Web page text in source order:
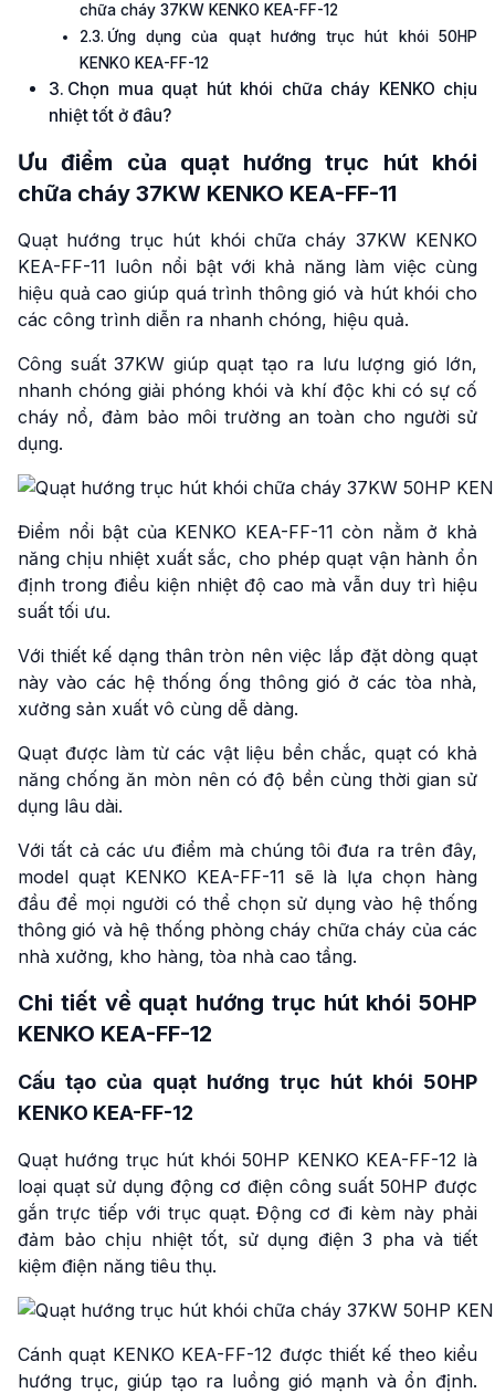
chữa cháy 37KW KENKO KEA-FF-12
Ứng dụng của quạt hướng trục hút khói 50HP
KENKO KEA-FF-12
Chọn mua quạt hút khói chữa cháy KENKO chịu
nhiệt tốt ở đâu?
Ưu điểm của quạt hướng trục hút khói
chữa cháy 37KW KENKO KEA-FF-11
Quạt hướng trục hút khói chữa cháy 37KW KENKO
KEA-FF-11 luôn nổi bật với khả năng làm việc cùng
hiệu quả cao giúp quá trình thông gió và hút khói cho
các công trình diễn ra nhanh chóng, hiệu quả.
Công suất 37KW giúp quạt tạo ra lưu lượng gió lớn,
nhanh chóng giải phóng khói và khí độc khi có sự cố
cháy nổ, đảm bảo môi trường an toàn cho người sử
dụng.
Điểm nổi bật của KENKO KEA-FF-11 còn nằm ở khả
năng chịu nhiệt xuất sắc, cho phép quạt vận hành ổn
định trong điều kiện nhiệt độ cao mà vẫn duy trì hiệu
suất tối ưu.
Với thiết kế dạng thân tròn nên việc lắp đặt dòng quạt
này vào các hệ thống ống thông gió ở các tòa nhà,
xưởng sản xuất vô cùng dễ dàng.
Quạt được làm từ các vật liệu bền chắc, quạt có khả
năng chống ăn mòn nên có độ bền cùng thời gian sử
dụng lâu dài.
Với tất cả các ưu điểm mà chúng tôi đưa ra trên đây,
model quạt KENKO KEA-FF-11 sẽ là lựa chọn hàng
đầu để mọi người có thể chọn sử dụng vào hệ thống
thông gió và hệ thống phòng cháy chữa cháy của các
nhà xưởng, kho hàng, tòa nhà cao tầng.
Chi tiết về quạt hướng trục hút khói 50HP
KENKO KEA-FF-12
Cấu tạo của quạt hướng trục hút khói 50HP
KENKO KEA-FF-12
Quạt hướng trục hút khói 50HP KENKO KEA-FF-12 là
loại quạt sử dụng động cơ điện công suất 50HP được
gắn trực tiếp với trục quạt. Động cơ đi kèm này phải
đảm bảo chịu nhiệt tốt, sử dụng điện 3 pha và tiết
kiệm điện năng tiêu thụ.
Cánh quạt KENKO KEA-FF-12 được thiết kế theo kiểu
hướng trục, giúp tạo ra luồng gió mạnh và ổn định.